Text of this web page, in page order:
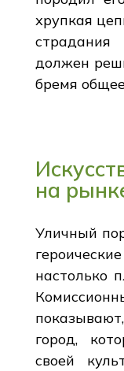
хрупкая
должен
бремя
на
Уличный
настолько
город,
своей